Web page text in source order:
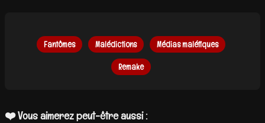
Fantômes Malédictions Médias maléfiques
Remake
❤️ Vous aimerez peut-être aussi :